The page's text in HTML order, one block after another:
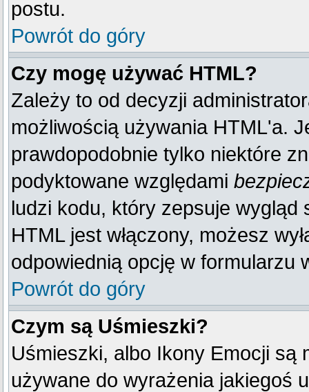
postu.
Powrót do góry
Czy mogę używać HTML?
Zależy to od decyzji
możliwością używania HTML'a.
prawdopodobnie tylko niektóre
podyktowane względami
ludzi kodu, który zepsuje wygląd
HTML jest włączony, możesz
odpowiednią opcję w formularzu
Powrót do góry
Czym są Uśmieszki?
Uśmieszki, albo Ikony Emocji są
używane do wyrażenia jakiegoś